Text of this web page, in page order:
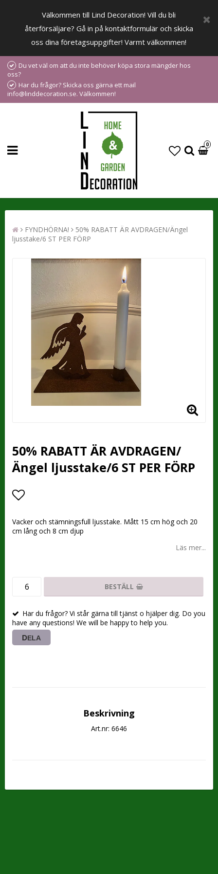
Välkommen till Lind Decoration! Vill du bli
återförsäljare? Gå in på kontaktformulär och skicka
oss dina företagsuppgifter! Varmt välkommen!
Du vet väl om att du inte behöver köpa stora mängder hos
oss?
Har du frågor? Skicka oss gärna ett mail
info@linddecoration.se. Välkommen!
0
FYNDHÖRNA!
50% RABATT ÄR AVDRAGEN/Ängel
ljusstake/6 ST PER FÖRP
50% RABATT ÄR AVDRAGEN/
Ängel ljusstake/6 ST PER FÖRP
Lägg till i favoritlistan
Vacker och stämningsfull ljusstake. Mått 15 cm hög och 20
cm lång och 8 cm djup
Läs mer...
BESTÄLL
Har du frågor? Vi står gärna till tjänst o hjälper dig. Do you
have any questions! We will be happy to help you.
DELA
Beskrivning
Art.nr: 6646